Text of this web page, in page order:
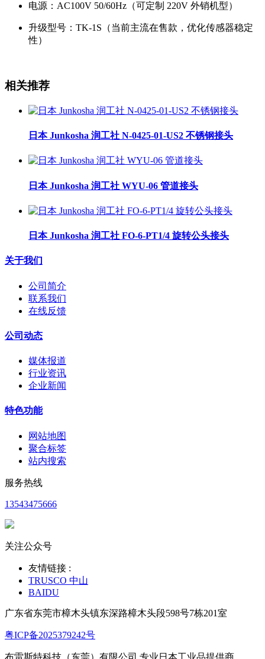
电源：AC100V 50/60Hz（可定制 220V 外销机型）
升级型号：TK-1S（当前主流在售款，优化传感器稳定
性）
相关推荐
日本 Junkosha 润工社 N-0425-01-US2 不锈钢接头
日本 Junkosha 润工社 WYU-06 管道接头
日本 Junkosha 润工社 FO-6-PT1/4 旋转公头接头
关于我们
公司简介
联系我们
在线反馈
公司动态
媒体报道
行业资讯
企业新闻
特色功能
网站地图
聚合标签
站内搜索
服务热线
13543475666
关注公众号
友情链接 :
TRUSCO 中山
BAIDU
广东省东莞市樟木头镇东深路樟木头段598号7栋201室
粤ICP备2025379242号
布雷斯特科技（东莞）有限公司,专业日本工业品提供商。